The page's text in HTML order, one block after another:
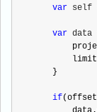
var self
var data
if